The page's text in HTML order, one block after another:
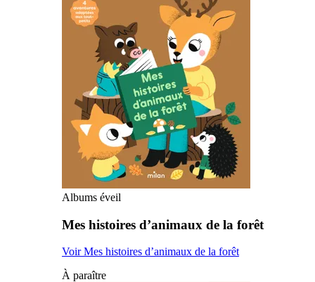
Albums éveil
Mes histoires d’animaux de la forêt
Voir Mes histoires d’animaux de la forêt
À paraître